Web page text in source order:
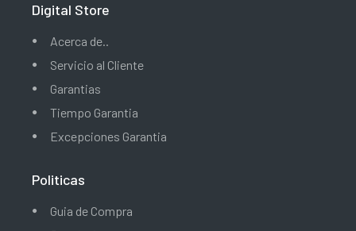
Digital Store
Acerca de..
Servicio al Cliente
Garantias
Tiempo Garantia
Excepciones Garantia
Politicas
Guia de Compra